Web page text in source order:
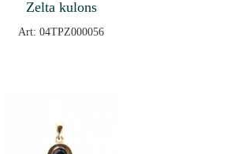
Zelta kulons
Art: 04TPZ000056